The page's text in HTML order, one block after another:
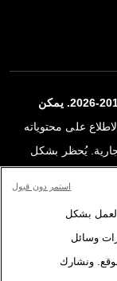
2017-2026. يمكن
على محتوياته
يُحظر بشكل
الواردة في
فقط وبالقدر
فرانس برس على أي
بشكل
وسائل
ونشارك
استمر دون قبول